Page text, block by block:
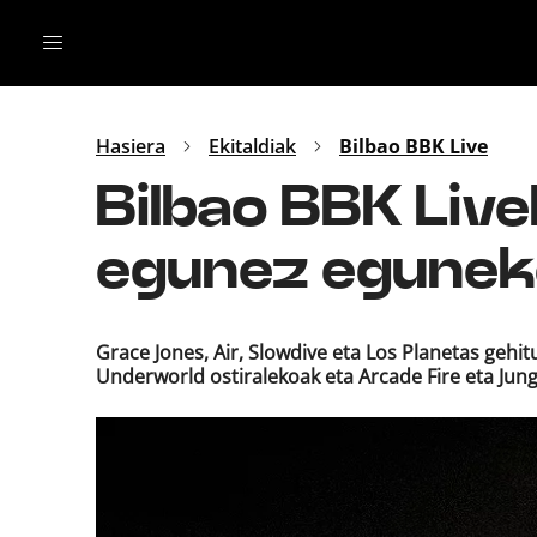
B Aldea
Bitan
Hasiera Ekitaldiak Bilbao BBK Live
Bilbao BBK
egunez
Grace Jones, Air, Slowdive eta Los Planetas
Underworld ostiralekoak eta Arcade Fire eta